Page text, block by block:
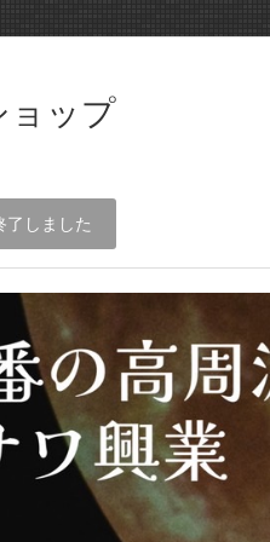
ョップ
了しました